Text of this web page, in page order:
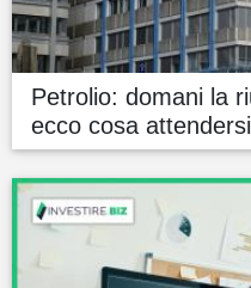
Petrolio: domani la
ecco cosa attendersi